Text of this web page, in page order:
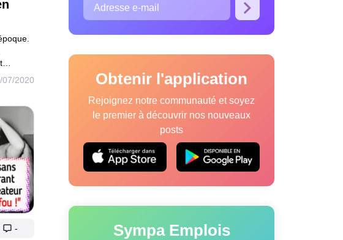
07/2020
fées
gens
-
Obtenir l'application
Rejoignez notre communauté et soyez
le premier à découvrir nos nouveaux
posts
Sympa Emplois
Politique relative aux cookies
Modalités de service